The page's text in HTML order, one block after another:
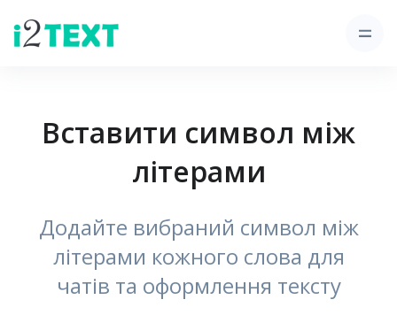
Вставити символ між
літерами
Додайте вибраний символ між
літерами кожного слова для
чатів та оформлення тексту